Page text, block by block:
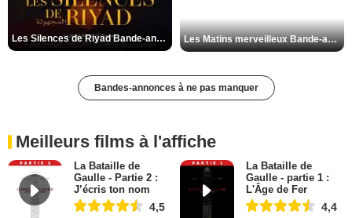
Les Silences de Riyad Bande-annonce VO STFR Les Matins merveilleux Bande-annonce VF
Bandes-annonces à ne pas manquer
Meilleurs films à l'affiche
La Bataille de
Gaulle - Partie 2 :
J’écris ton nom
4,5
La Bataille de
Gaulle - partie 1 :
L'Âge de Fer
4,4